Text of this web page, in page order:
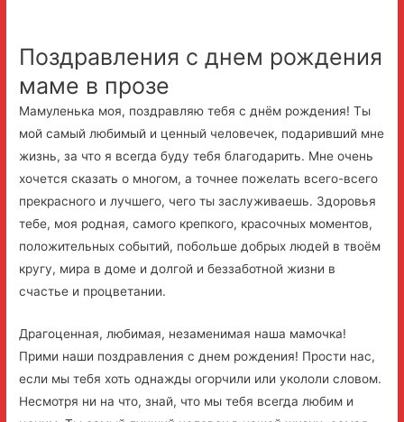
Поздравления с днем рождения
маме в прозе
Мамуленька моя, поздравляю тебя с днём рождения! Ты
мой самый любимый и ценный человечек, подаривший мне
жизнь, за что я всегда буду тебя благодарить. Мне очень
хочется сказать о многом, а точнее пожелать всего-всего
прекрасного и лучшего, чего ты заслуживаешь. Здоровья
тебе, моя родная, самого крепкого, красочных моментов,
положительных событий, побольше добрых людей в твоём
кругу, мира в доме и долгой и беззаботной жизни в
счастье и процветании.
Драгоценная, любимая, незаменимая наша мамочка!
Прими наши поздравления с днем рождения! Прости нас,
если мы тебя хоть однажды огорчили или укололи словом.
Несмотря ни на что, знай, что мы тебя всегда любим и